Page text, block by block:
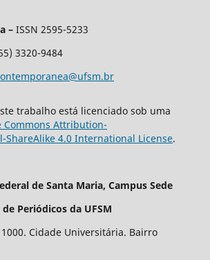
–ISSN 2595-5233
3320-9484
trabalho está licenciado sob uma
Commons Attribution-
ShareAlike 4.0 International License.
de Santa Maria, Campus Sede
Periódicos da UFSM
1000. Cidade Universitária. Bairro